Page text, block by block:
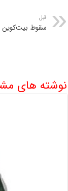
قبل
سقوط بیت‌کوین
نوشته های